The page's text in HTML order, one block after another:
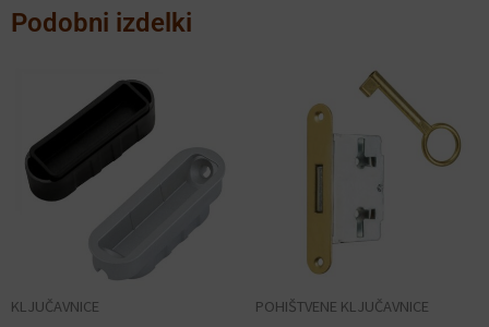
Podobni izdelki
KLJUČAVNICE
2.40€
3.00€
ima
več
različic.
POHIŠTVENE KLJUČAVNICE
razpon:
od
5.50€
izdelek